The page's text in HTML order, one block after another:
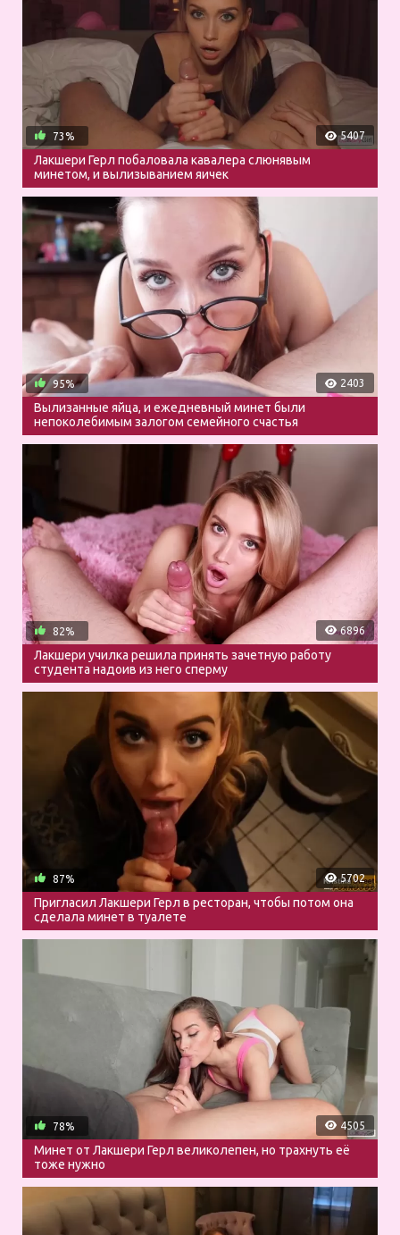
5407
73%
Лакшери Герл побаловала кавалера слюнявым
минетом, и вылизыванием яичек
2403
95%
Вылизанные яйца, и ежедневный минет были
непоколебимым залогом семейного счастья
6896
82%
Лакшери училка решила принять зачетную работу
студента надоив из него сперму
5702
87%
Пригласил Лакшери Герл в ресторан, чтобы потом она
сделала минет в туалете
4505
78%
Минет от Лакшери Герл великолепен, но трахнуть её
тоже нужно